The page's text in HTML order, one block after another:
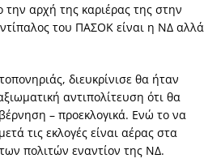
την αρχή της καριέρας της στην
του ΠΑΣΟΚ είναι η ΝΔ αλλά
διευκρίνισε θα ήταν
αντιπολίτευση ότι θα
– προεκλογικά. Ενώ το να
τις εκλογές είναι αέρας στα
πολιτών εναντίον της ΝΔ.